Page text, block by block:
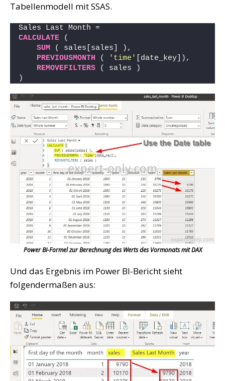
Tabellenmodell mit SSAS.
Sales Last Month =
CALCULATE (
SUM ( sales[sales] ),
PREVIOUSMONTH ( 'time'
[date_key]),
REMOVEFILTERS ( sales )
)
Power BI-Formel zur Berechnung des Werts des Vormonats mit DAX
Und das Ergebnis im Power BI-Bericht sieht
folgendermaßen aus: